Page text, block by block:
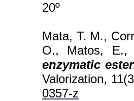
20º
Mata, T. M.,
O., Matos,
enzymatic
Valorization,
0357-z